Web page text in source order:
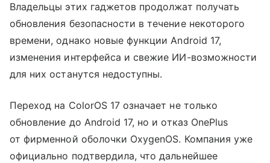
Владельцы этих гаджетов продолжат получать
обновления безопасности в течение некоторого
времени, однако новые функции Android 17,
изменения интерфейса и свежие ИИ-возможности
для них останутся недоступны.
Переход на ColorOS 17 означает не только
обновление до Android 17, но и отказ OnePlus
от фирменной оболочки OxygenOS. Компания уже
официально подтвердила, что дальнейшее